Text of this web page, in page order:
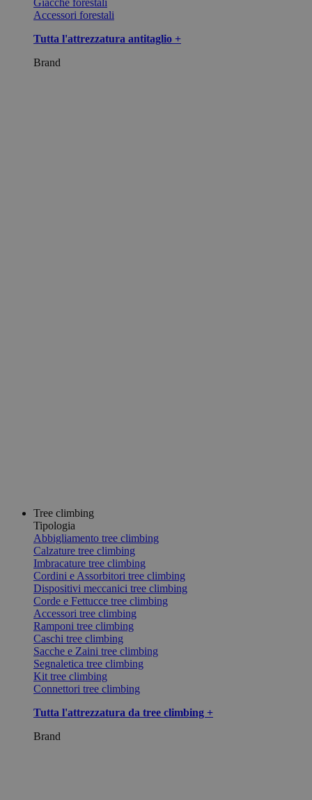
Giacche forestali
Accessori forestali
Tutta l'attrezzatura antitaglio +
Brand
Tree climbing
Tipologia
Abbigliamento tree climbing
Calzature tree climbing
Imbracature tree climbing
Cordini e Assorbitori tree climbing
Dispositivi meccanici tree climbing
Corde e Fettucce tree climbing
Accessori tree climbing
Ramponi tree climbing
Caschi tree climbing
Sacche e Zaini tree climbing
Segnaletica tree climbing
Kit tree climbing
Connettori tree climbing
Tutta l'attrezzatura da tree climbing +
Brand